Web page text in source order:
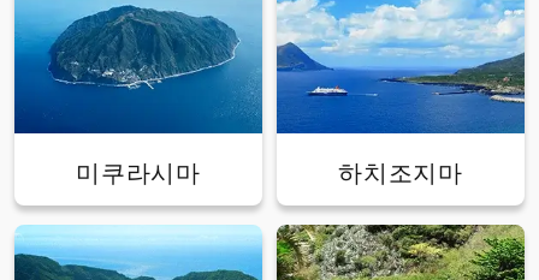
미쿠라시마 하치조지마